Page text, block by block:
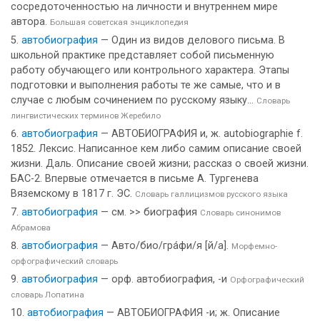
сосредоточенностью на личности и внутреннем мире
автора. Большая советская энциклопедия
автобиография — Один из видов делового письма. В
школьной практике представляет собой письменную
работу обучающего или контрольного характера. Этапы
подготовки и выполнения работы те же самые, что и в
случае с любым сочинением по русскому языку... Словарь
лингвистических терминов Жеребило
автобиография — АВТОБИОГРАФИЯ и, ж. autobiographie f.
1852. Лексис. Написанное кем либо самим описание своей
жизни. Даль. Описание своей жизни; рассказ о своей жизни.
БАС-2. Впервые отмечается в письме А. Тургенева
Вяземскому в 1817 г. ЭС. Словарь галлицизмов русского языка
автобиография — см. >> биография Словарь синонимов
Абрамова
автобиография — Авто/био/гра́фи/я [й/а]. Морфемно-
орфографический словарь
автобиография — орф. автобиография, -и Орфографический
словарь Лопатина
автобиография — АВТОБИОГРАФИЯ -и; ж. Описание